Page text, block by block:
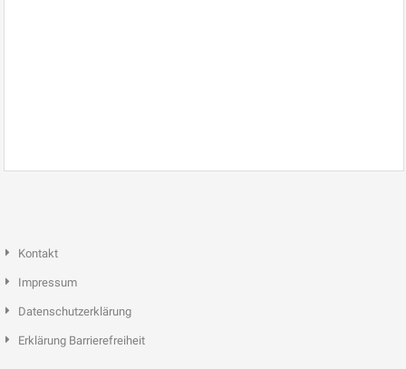
Kontakt
Impressum
Datenschutzerklärung
Erklärung Barrierefreiheit